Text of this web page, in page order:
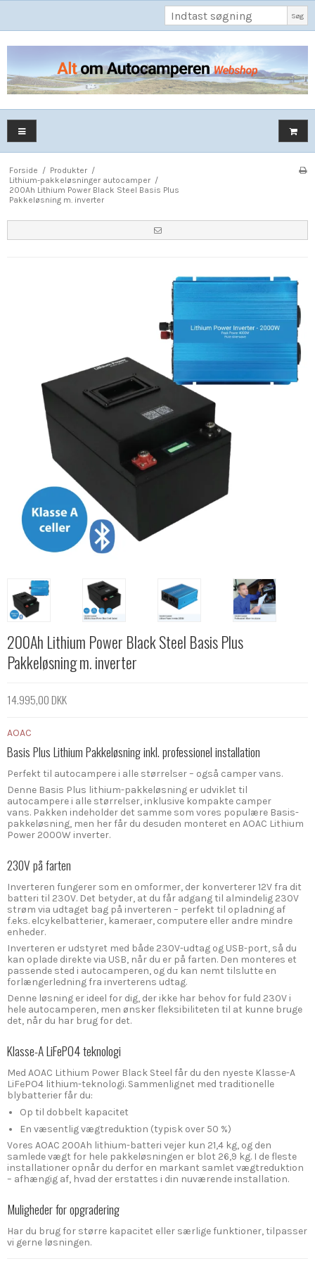
Søg
Forside / Produkter /
Lithium-pakkeløsninger autocamper /
200Ah Lithium Power Black Steel Basis Plus
Pakkeløsning m. inverter
200Ah Lithium Power Black Steel Basis Plus
Pakkeløsning m. inverter
14.995,00 DKK
AOAC
Basis Plus Lithium Pakkeløsning inkl. professionel installation
Perfekt til autocampere i alle størrelser – også camper vans.
Denne Basis Plus lithium-pakkeløsning er udviklet til
autocampere i alle størrelser, inklusive kompakte camper
vans. Pakken indeholder det samme som vores populære Basis-
pakkeløsning, men her får du desuden monteret en AOAC Lithium
Power 2000W inverter.
230V på farten
Inverteren fungerer som en omformer, der konverterer 12V fra dit
batteri til 230V. Det betyder, at du får adgang til almindelig 230V
strøm via udtaget bag på inverteren – perfekt til opladning af
f.eks. elcykelbatterier, kameraer, computere eller andre mindre
enheder.
Inverteren er udstyret med både 230V-udtag og USB-port, så du
kan oplade direkte via USB, når du er på farten. Den monteres et
passende sted i autocamperen, og du kan nemt tilslutte en
forlængerledning fra inverterens udtag.
Denne løsning er ideel for dig, der ikke har behov for fuld 230V i
hele autocamperen, men ønsker fleksibiliteten til at kunne bruge
det, når du har brug for det.
Klasse-A LiFePO4 teknologi
Med AOAC Lithium Power Black Steel får du den nyeste Klasse-A
LiFePO4 lithium-teknologi. Sammenlignet med traditionelle
blybatterier får du:
Op til dobbelt kapacitet
En væsentlig vægtreduktion (typisk over 50 %)
Vores AOAC 200Ah lithium-batteri vejer kun 21,4 kg, og den
samlede vægt for hele pakkeløsningen er blot 26,9 kg. I de fleste
installationer opnår du derfor en markant samlet vægtreduktion
– afhængig af, hvad der erstattes i din nuværende installation.
Muligheder for opgradering
Har du brug for større kapacitet eller særlige funktioner, tilpasser
vi gerne løsningen.